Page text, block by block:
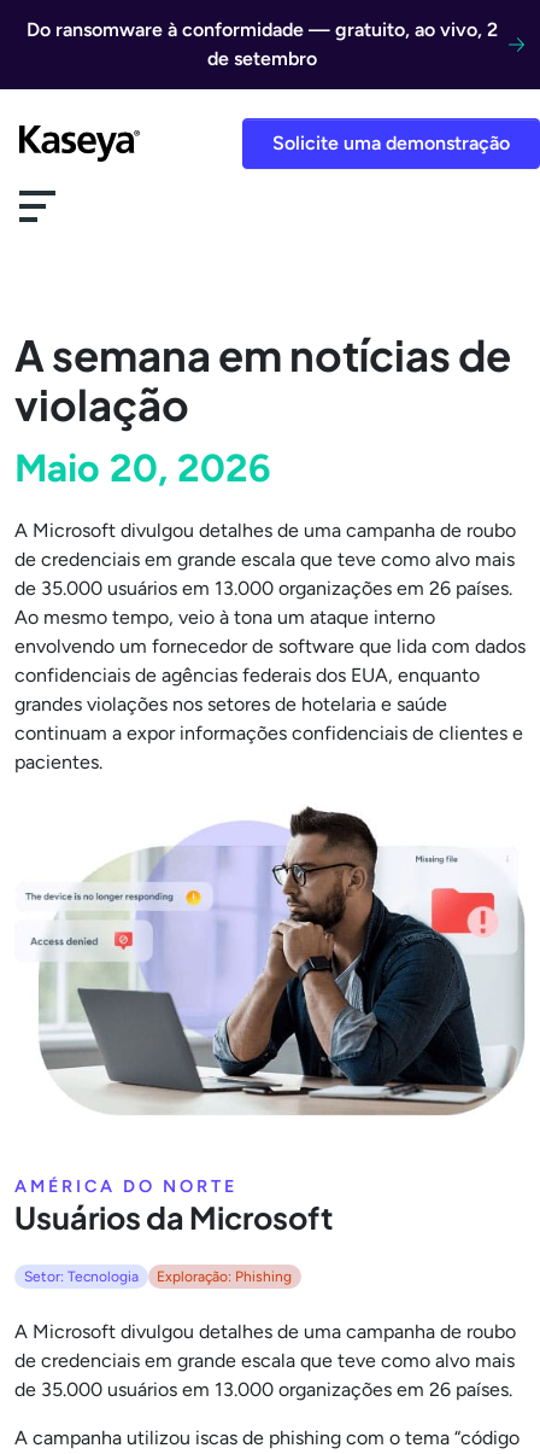
Do ransomware à conformidade — gratuito, ao vivo, 2
de setembro
Solicite uma demonstração
A semana em notícias de
violação
Maio 20, 2026
A Microsoft divulgou detalhes de uma campanha de roubo
de credenciais em grande escala que teve como alvo mais
de 35.000 usuários em 13.000 organizações em 26 países.
Ao mesmo tempo, veio à tona um ataque interno
envolvendo um fornecedor de software que lida com dados
confidenciais de agências federais dos EUA, enquanto
grandes violações nos setores de hotelaria e saúde
continuam a expor informações confidenciais de clientes e
pacientes.
AMÉRICA DO NORTE
Usuários da Microsoft
Setor: Tecnologia Exploração: Phishing
A Microsoft divulgou detalhes de uma campanha de roubo
de credenciais em grande escala que teve como alvo mais
de 35.000 usuários em 13.000 organizações em 26 países.
A campanha utilizou iscas de phishing com o tema “código